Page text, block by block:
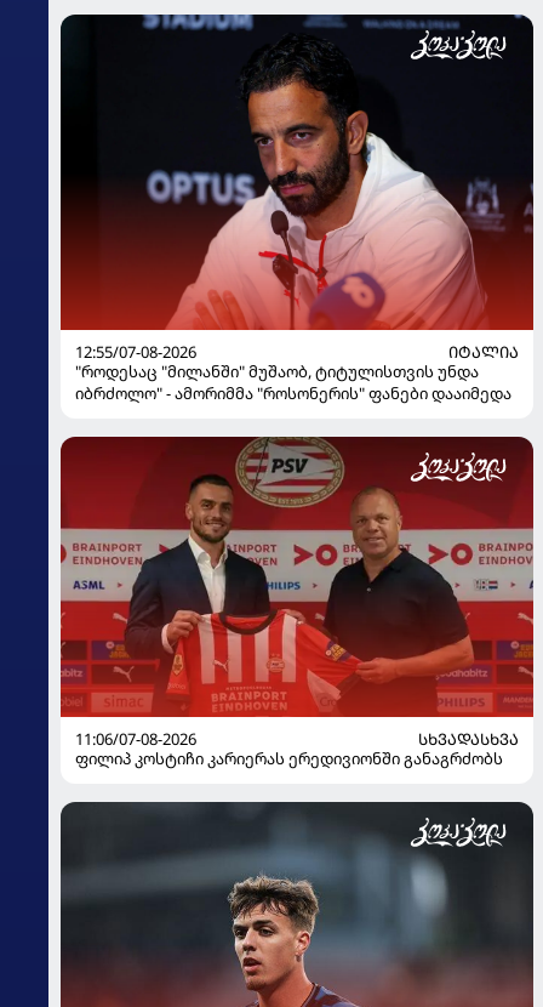
12:55/07-08-2026
ᲘᲢᲐᲚᲘᲐ
"როდესაც "მილანში" მუშაობ, ტიტულისთვის უნდა
იბრძოლო" - ამორიმმა "როსონერის" ფანები დააიმედა
11:06/07-08-2026
ᲡᲮᲕᲐᲓᲐᲡᲮᲕᲐ
ფილიპ კოსტიჩი კარიერას ერედივიონში განაგრძობს